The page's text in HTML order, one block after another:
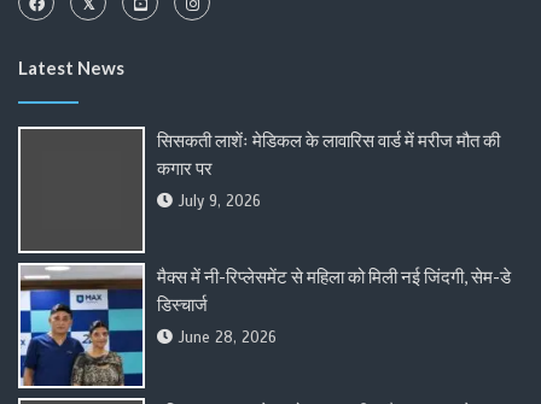
Latest News
सिसकती लाशेंः मेडिकल के लावारिस वार्ड में मरीज मौत की
कगार पर
July 9, 2026
मैक्स में नी-रिप्लेसमेंट से महिला को मिली नई जिंदगी, सेम-डे
डिस्चार्ज
June 28, 2026